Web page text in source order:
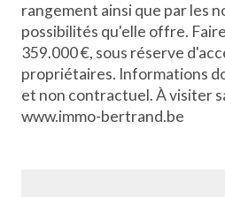
rangement ainsi que par les
possibilités qu'elle offre.
359.000 €, sous réserve
propriétaires. Informations
et non contractuel. À visiter
www.immo-bertrand.be